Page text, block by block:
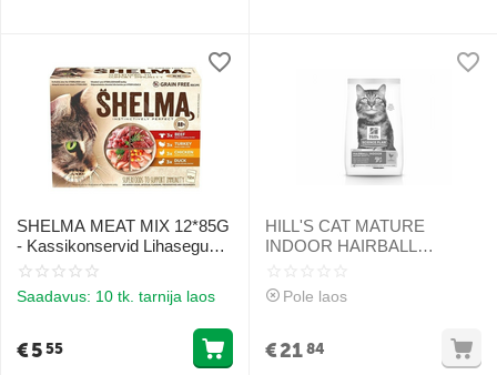
SHELMA MEAT MIX 12*85G
- Kassikonservid Lihasegu
(Veis, Fasaan, Kana, Part
Saadavus: 10 tk. tarnija laos
€555
HILL'S CAT MATURE
INDOOR HAIRBALL
kanaga karvapallide
eemaldamiseks täiskasvanud
Pole laos
€2184